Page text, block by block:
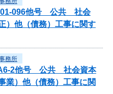
096他号 公共 社会
）他（債務）工事に関す
務所
A6-2他号 公共 社会資本
業）他（債務）工事に関